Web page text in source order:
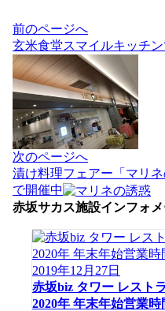
投
稿
ナ
ビ
ゲ
ー
シ
ョ
ン
前のページへ
玄米食堂スマイルキッチ
次のページへ
漬け料理フェアー「マリ
で開催中
赤坂サカス施設インフォ
2019年12月27日
赤坂biz タワー レスト
2020年 年末年始営業時